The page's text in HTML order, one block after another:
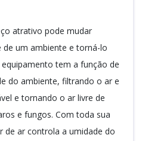
atrativo pode mudar
um ambiente e torná-lo
tem a função de
do ambiente, filtrando o ar e
e tornando o ar livre de
e fungos. Com toda sua
de ar controla a umidade do